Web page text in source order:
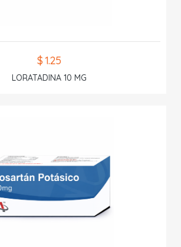
$ 1.25
LORATADINA 10 MG